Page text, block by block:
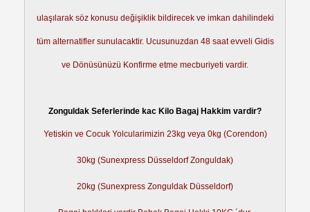
ulaşılarak söz konusu değişiklik bildirecek ve imkan dahilindeki
tüm alternatifler sunulacaktir. Ucusunuzdan 48 saat evveli Gidis
ve Dönüsünüzü Konfirme etme mecburiyeti vardir.
Zonguldak Seferlerinde kac Kilo Bagaj Hakkim vardir?
Yetiskin ve Cocuk Yolcularimizin 23kg veya 0kg (Corendon)
30kg (Sunexpress Düsseldorf Zonguldak)
20kg (Sunexpress Zonguldak Düsseldorf)